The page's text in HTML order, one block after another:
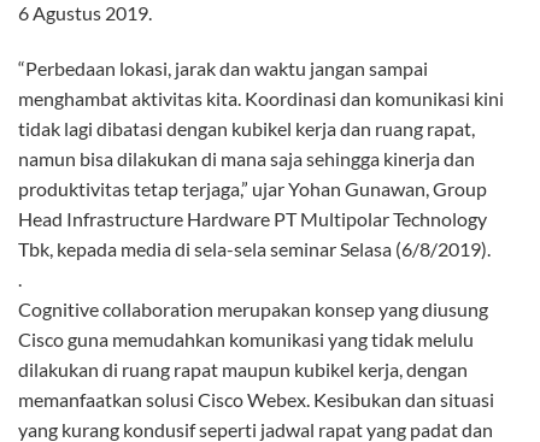
6 Agustus 2019.
“Perbedaan lokasi, jarak dan waktu jangan sampai
menghambat aktivitas kita. Koordinasi dan komunikasi kini
tidak lagi dibatasi dengan kubikel kerja dan ruang rapat,
namun bisa dilakukan di mana saja sehingga kinerja dan
produktivitas tetap terjaga,” ujar Yohan Gunawan, Group
Head Infrastructure Hardware PT Multipolar Technology
Tbk, kepada media di sela-sela seminar Selasa (6/8/2019).
.
Cognitive collaboration merupakan konsep yang diusung
Cisco guna memudahkan komunikasi yang tidak melulu
dilakukan di ruang rapat maupun kubikel kerja, dengan
memanfaatkan solusi Cisco Webex. Kesibukan dan situasi
yang kurang kondusif seperti jadwal rapat yang padat dan